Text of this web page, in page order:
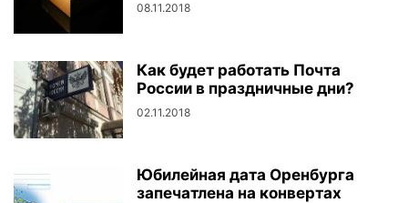
08.11.2018
Как будет работать Почта
России в праздничные дни?
02.11.2018
Юбилейная дата Оренбурга
запечатлена на конвертах